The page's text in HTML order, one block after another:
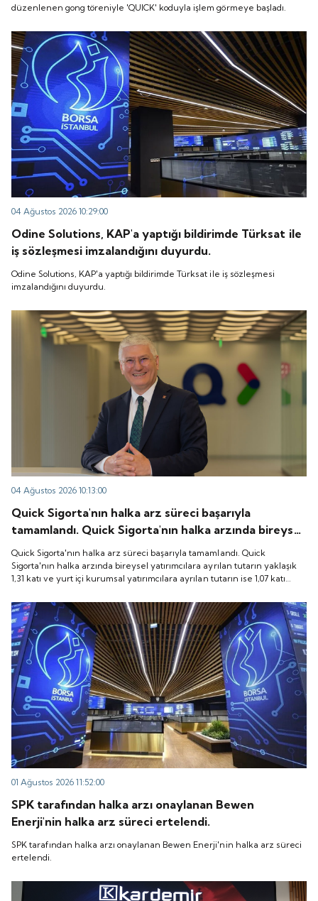
düzenlenen gong töreniyle 'QUICK' koduyla işlem görmeye başladı.
04 Ağustos 2026 10:29:00
Odine Solutions, KAP'a yaptığı bildirimde Türksat ile
iş sözleşmesi imzalandığını duyurdu.
Odine Solutions, KAP'a yaptığı bildirimde Türksat ile iş sözleşmesi
imzalandığını duyurdu.
04 Ağustos 2026 10:13:00
Quick Sigorta'nın halka arz süreci başarıyla
tamamlandı. Quick Sigorta'nın halka arzında bireysel
yatırımcılara ayrılan tutarın yaklaşık 1,31 katı ve yurt
içi kurumsal yatırımcılara ayrılan tutarın ise 1,07 katı
talep geldi. Quick Sigorta, 6 Ağustos 2026 tarihinde
görmeye başlayacak.
Quick Sigorta'nın halka arz süreci başarıyla tamamlandı. Quick
Sigorta'nın halka arzında bireysel yatırımcılara ayrılan tutarın yaklaşık
1,31 katı ve yurt içi kurumsal yatırımcılara ayrılan tutarın ise 1,07 katı
koduyla Borsa İstanbul'da işlem görmeye başlayacak.
01 Ağustos 2026 11:52:00
SPK tarafından halka arzı onaylanan Bewen
Enerji'nin halka arz süreci ertelendi.
SPK tarafından halka arzı onaylanan Bewen Enerji'nin halka arz süreci
ertelendi.